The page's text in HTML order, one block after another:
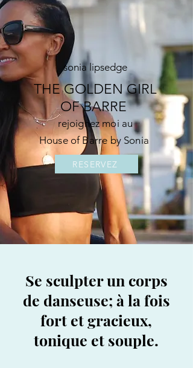
sonia lipsedge
THE GOLDEN GIRL
OF BARRE
rejoignez moi au
House of Barre by Sonia
RESERVEZ
Se sculpter un corps
de danseuse; à la fois
fort et gracieux,
tonique et souple.